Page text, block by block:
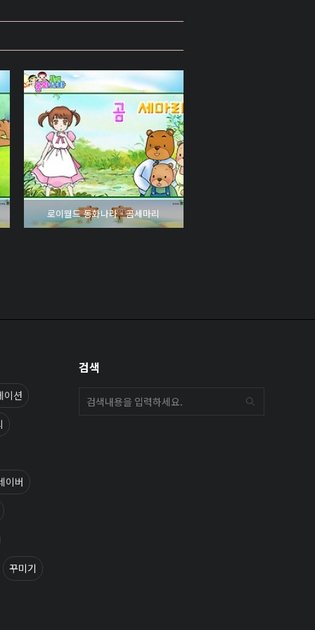
로이월드 동화나라 - 곰세마리
이션
이버
꾸미기
검색